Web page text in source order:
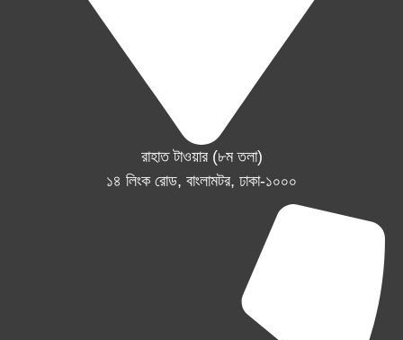
রাহাত টাওয়ার (৮ম তলা)
১৪ লিংক রোড, বাংলামটর, ঢাকা-১০০০